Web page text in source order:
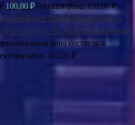
100,00 ₽Текущая цена: 100,00 ₽.
2: ON THE BEACH Digital Deluxe
цена составляла
цена: 500,00 ₽.